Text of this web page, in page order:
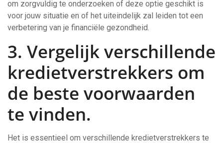
om zorgvuldig te onderzoeken of deze optie geschikt is
voor jouw situatie en of het uiteindelijk zal leiden tot een
verbetering van je financiële gezondheid.
3. Vergelijk verschillende
kredietverstrekkers om
de beste voorwaarden
te vinden.
Het is essentieel om verschillende kredietverstrekkers te